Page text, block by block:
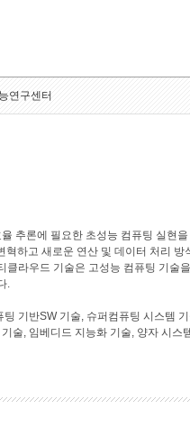
연구센터
추론에 필요한 초성능 컴퓨팅 실현
하고 새로운 연산 및 데이터 처리 방
라우드 기술은 고성능 컴퓨팅 기술
.
기반SW 기술, 슈퍼컴퓨팅 시스템
술, 임베디드 지능화 기술, 양자 시스